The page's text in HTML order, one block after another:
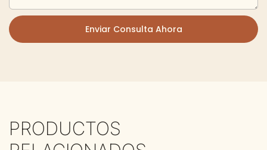
Enviar Consulta Ahora
PRODUCTOS